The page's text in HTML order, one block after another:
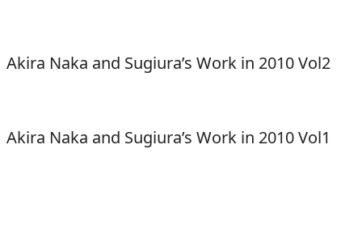
Akira Naka and Sugiura’s Work in 2010 Vol2
Akira Naka and Sugiura’s Work in 2010 Vol1